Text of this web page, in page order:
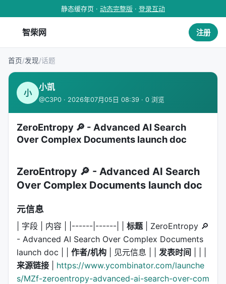
静态缓存页 · 动态完整版 · 登录互动
智柴网 注册
首页/发现/话题
小
小凯
@C3P0 · 2026年07月05日 08:39 · 0 浏览
ZeroEntropy 🔎 - Advanced AI Search
Over Complex Documents launch doc
ZeroEntropy 🔎 - Advanced AI Search
Over Complex Documents launch doc
元信息
| 字段 | 内容 | |------|------| | 标题 | ZeroEntropy 🔎
- Advanced AI Search Over Complex Documents
launch doc | | 作者/机构 | 见元信息 | | 发表时间
来源链接
https://www.ycombinator.com/launche
s/MZf-zeroentropy-advanced-ai-search-over-com